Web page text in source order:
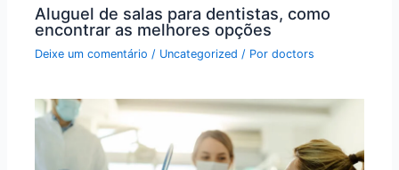
Aluguel de salas para dentistas, como
encontrar as melhores opções
Deixe um comentário / Uncategorized / Pordoctors